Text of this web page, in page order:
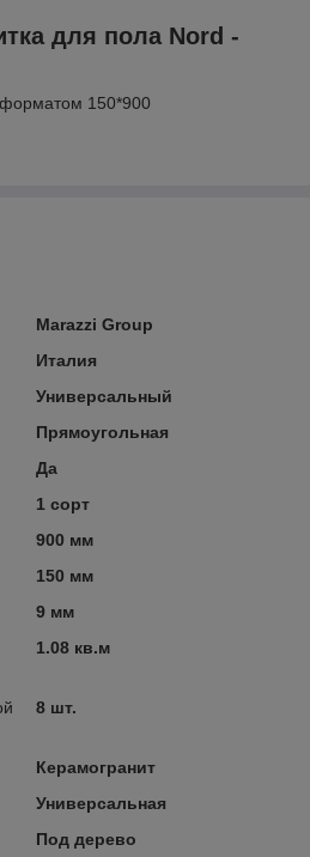
для пола Nord -
150*900
Marazzi Group
Италия
Универсальный
Прямоугольная
Да
1 сорт
900 мм
150 мм
9 мм
1.08 кв.м
8 шт.
Керамогранит
Универсальная
Под дерево